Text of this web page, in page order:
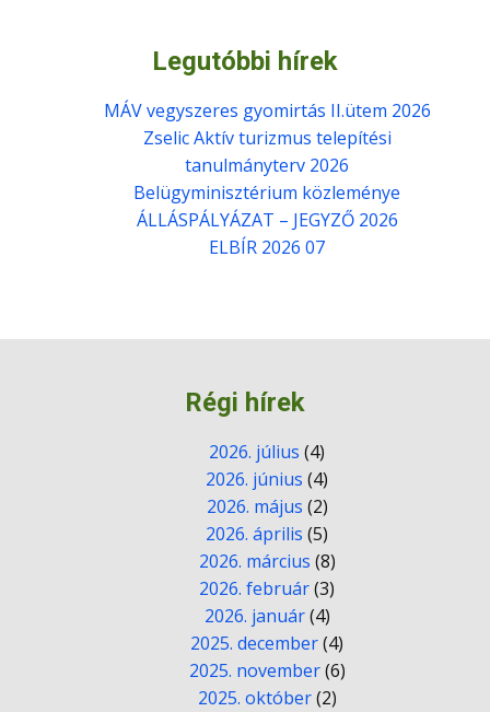
Legutóbbi hírek
MÁV vegyszeres gyomirtás II.ütem 2026
Zselic Aktív turizmus telepítési
tanulmányterv 2026
Belügyminisztérium közleménye
ÁLLÁSPÁLYÁZAT – JEGYZŐ 2026
ELBÍR 2026 07
Régi hírek
2026. július (4)
2026. június (4)
2026. május (2)
2026. április (5)
2026. március (8)
2026. február(3)
2026. január(4)
2025. december(4)
2025. november(6)
2025. október(2)